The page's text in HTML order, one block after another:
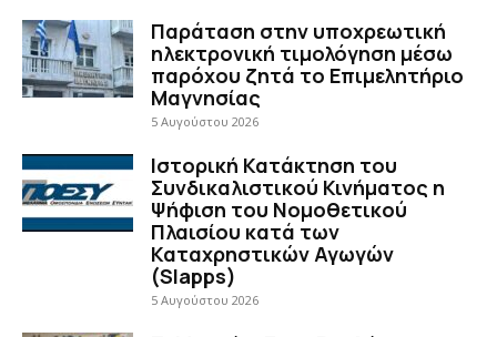
Παράταση στην υποχρεωτική
ηλεκτρονική τιμολόγηση μέσω
παρόχου ζητά το Επιμελητήριο
Μαγνησίας
5 Αυγούστου 2026
Ιστορική Κατάκτηση του
Συνδικαλιστικού Κινήματος η
Ψήφιση του Νομοθετικού
Πλαισίου κατά των
Καταχρηστικών Αγωγών
(Slapps)
5 Αυγούστου 2026